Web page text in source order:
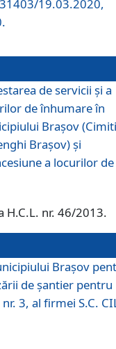
19.03.2020,
de servicii şi a
de înhumare în
Braşov
Braşov) şi
a locurilor de
H.C.L. nr. 46/2013.
Braşov
de șantier pentru
3, al firmei S.C.